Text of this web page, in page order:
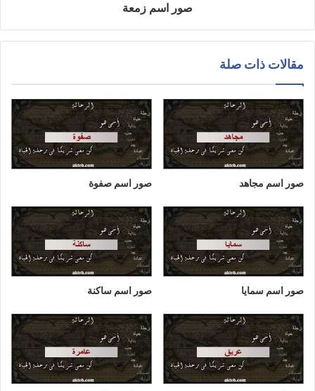
صور اسم زمعة
مقالات ذات صلة
صور اسم مجاهد صور اسم صفوة
صور اسم سمايا صور اسم ساكنة